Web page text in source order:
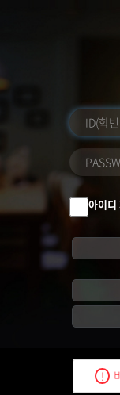
아이디
!